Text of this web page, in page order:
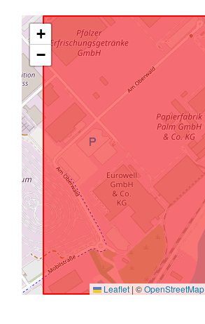
+
−
Leaflet | ©OpenStreetMap